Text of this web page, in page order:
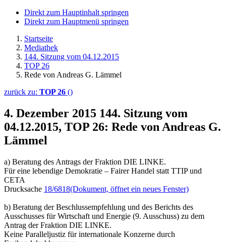
Direkt zum Hauptinhalt springen
Direkt zum Hauptmenü springen
Startseite
Mediathek
144. Sitzung vom 04.12.2015
TOP 26
Rede von Andreas G. Lämmel
zurück zu: TOP 26 ()
4. Dezember 2015 144. Sitzung vom
04.12.2015, TOP 26: Rede von Andreas G.
Lämmel
a) Beratung des Antrags der Fraktion DIE LINKE.
Für eine lebendige Demokratie – Fairer Handel statt TTIP und
CETA
Drucksache 18/6818(Dokument, öffnet ein neues Fenster)
b) Beratung der Beschlussempfehlung und des Berichts des
Ausschusses für Wirtschaft und Energie (9. Ausschuss) zu dem
Antrag der Fraktion DIE LINKE.
Keine Paralleljustiz für internationale Konzerne durch